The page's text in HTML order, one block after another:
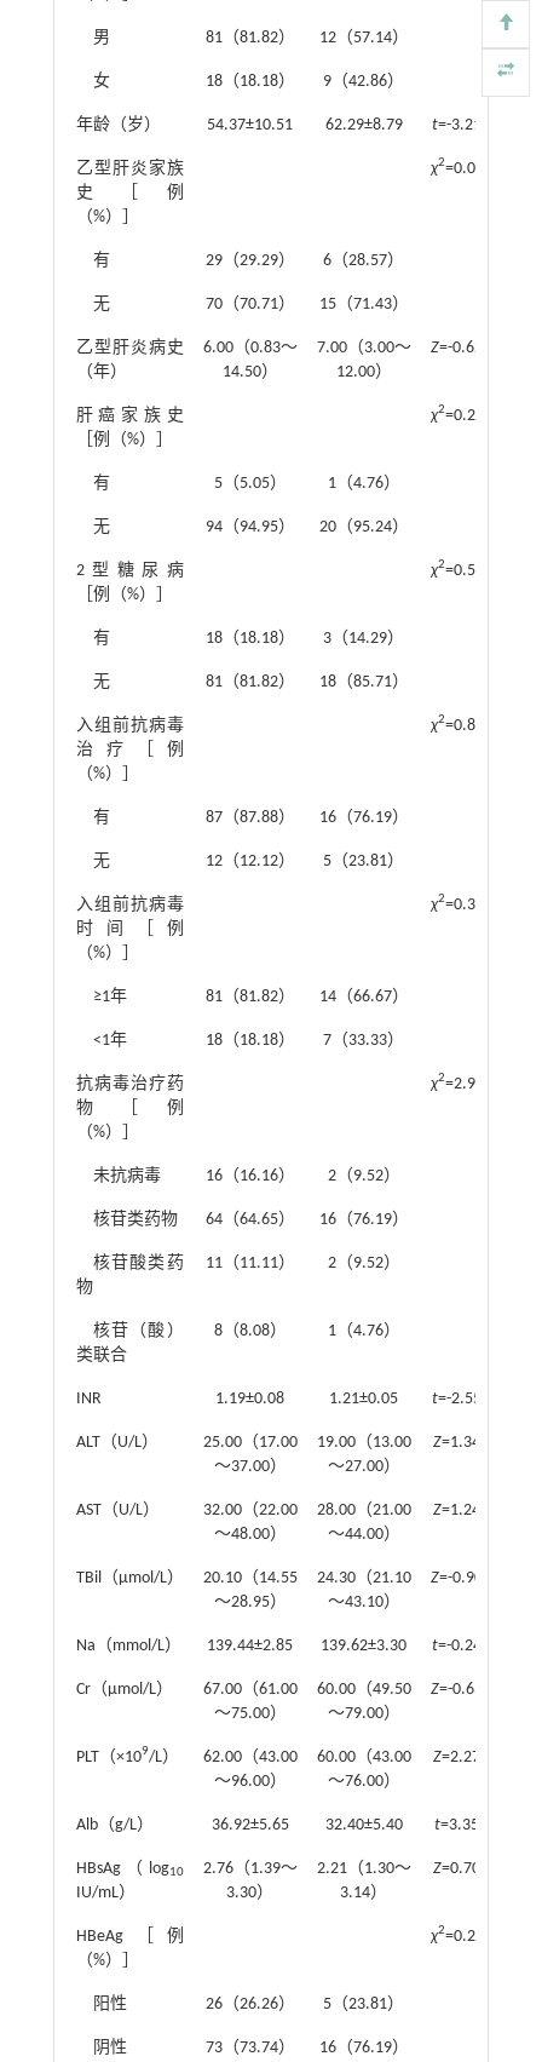
男 81（81.82） 12（57.14）
女 18（18.18） 9（42.86）
年龄（岁） 54.37±10.51 62.29±8.79 t=-3.218
乙型肝炎家族
史［例
（%）］
χ2=0.092
有 29（29.29） 6（28.57）
无 70（70.71） 15（71.43）
乙型肝炎病史
（年）
6.00（0.83～
14.50）
7.00（3.00～
12.00）
Z=-0.623
肝癌家族史
［例（%）］
χ2=0.251
有 5（5.05） 1（4.76）
无 94（94.95） 20（95.24）
2型糖尿病
［例（%）］
χ2=0.572
有 18（18.18） 3（14.29）
无 81（81.82） 18（85.71）
入组前抗病毒
治疗［例
（%）］
χ2=0.887
有 87（87.88） 16（76.19）
无 12（12.12） 5（23.81）
入组前抗病毒
时间［例
（%）］
χ2=0.358
≥1年 81（81.82） 14（66.67）
<1年 18（18.18） 7（33.33）
抗病毒治疗药
物［例
（%）］
χ2=2.950
未抗病毒 16（16.16） 2（9.52）
核苷类药物 64（64.65） 16（76.19）
核苷酸类药
物
11（11.11） 2（9.52）
核苷（酸）
类联合
8（8.08） 1（4.76）
INR 1.19±0.08 1.21±0.05 t=-2.551
ALT（U/L）
25.00（17.00
～37.00）
19.00（13.00
～27.00）
Z=1.346
AST（U/L）
32.00（22.00
～48.00）
28.00（21.00
～44.00）
Z=1.247
TBil（μmol/L）
20.10（14.55
～28.95）
24.30（21.10
～43.10）
Z=-0.901
Na（mmol/L） 139.44±2.85 139.62±3.30 t=-0.244
Cr（μmol/L）
67.00（61.00
～75.00）
60.00（49.50
～79.00）
Z=-0.638
PLT（×109/L）
62.00（43.00
～96.00）
60.00（43.00
～76.00）
Z=2.277
Alb（g/L） 36.92±5.65 32.40±5.40 t=3.353
HBsAg（log10
IU/mL）
2.76（1.39～
3.30）
2.21（1.30～
3.14）
Z=0.700
HBeAg［例
（%）］
χ2=0.264
阳性 26（26.26） 5（23.81）
阴性 73（73.74） 16（76.19）